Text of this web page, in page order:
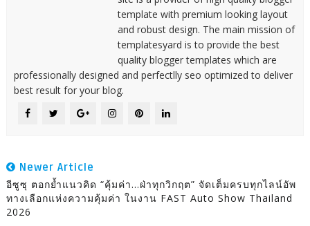
template with premium looking layout
and robust design. The main mission of
templatesyard is to provide the best
quality blogger templates which are
professionally designed and perfectlly seo optimized to deliver
best result for your blog.
Newer Article
อีซูซุ ตอกย้ำแนวคิด “คุ้มค่า...ฝ่าทุกวิกฤต” จัดเต็มครบทุกไลน์อัพ
ทางเลือกแห่งความคุ้มค่า ในงาน FAST Auto Show Thailand
2026